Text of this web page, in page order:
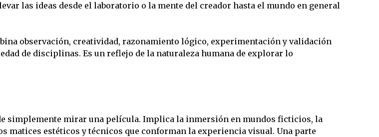
las ideas desde el laboratorio o la mente del creador hasta el mundo en general
observación, creatividad, razonamiento lógico, experimentación y validación
de disciplinas. Es un reflejo de la naturaleza humana de explorar lo
simplemente mirar una película. Implica la inmersión en mundos ficticios, la
estéticos y técnicos que conforman la experiencia visual. Una parte